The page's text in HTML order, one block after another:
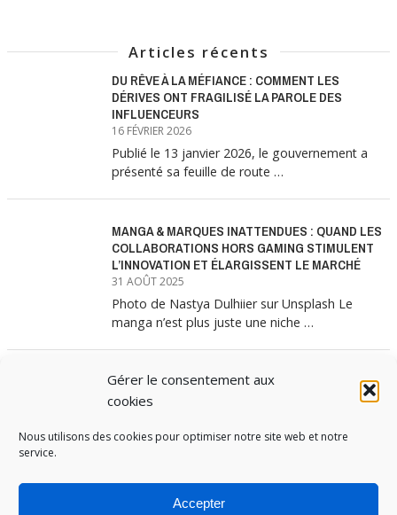
Gérer le consentement aux
cookies
Nous utilisons des cookies pour optimiser notre site web et notre
service.
Accepter
Articles récents
DU RÊVE À LA MÉFIANCE : COMMENT LES
DÉRIVES ONT FRAGILISÉ LA PAROLE DES
INFLUENCEURS
16 FÉVRIER 2026
Publié le 13 janvier 2026, le gouvernement a
présenté sa feuille de route …
MANGA & MARQUES INATTENDUES : QUAND LES
COLLABORATIONS HORS GAMING STIMULENT
L’INNOVATION ET ÉLARGISSENT LE MARCHÉ
31 AOÛT 2025
Photo de Nastya Dulhiier sur Unsplash Le
manga n’est plus juste une niche …
MANGA & MARQUES : ANATOMIE D’UNE
ALLIANCE MARKETING GAGNANTE
Les interminables files d’attente devant les